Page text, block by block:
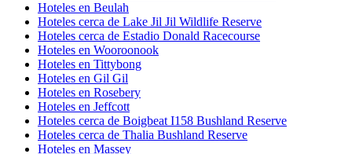
Hoteles en Beulah
Hoteles cerca de Lake Jil Jil Wildlife Reserve
Hoteles cerca de Estadio Donald Racecourse
Hoteles en Wooroonook
Hoteles en Tittybong
Hoteles en Gil Gil
Hoteles en Rosebery
Hoteles en Jeffcott
Hoteles cerca de Boigbeat I158 Bushland Reserve
Hoteles cerca de Thalia Bushland Reserve
Hoteles en Massey